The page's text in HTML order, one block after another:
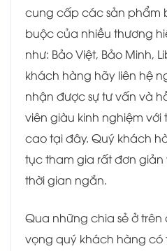
cung cấp các sản phẩm
buộc của nhiều thương
như: Bảo Việt, Bảo Minh,
khách hàng hãy liên hệ
nhận được sự tư vấn và
viên giàu kinh nghiệm với
cao tại đây. Quý khách
tục tham gia rất đơn giản
thời gian ngắn.
Qua những chia sẻ ở trên
vọng quý khách hàng có